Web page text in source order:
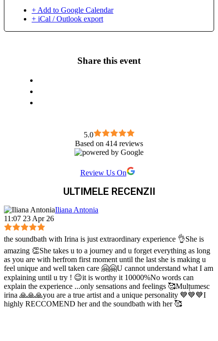
+ Add to Google Calendar
+ iCal / Outlook export
Share this event
5.0
Based on 414 reviews
Review Us On
ULTIMELE RECENZII
Iliana Antonia
11:07 23 Apr 26
the soundbath with Irina is just extraordinary experience 👌She is
amazing 👏She takes u to a journey and u forget everything as long
as you are with herfrom first moment until the last she is making u
feel unique and well taken care 🤗🤗U cannot understand what I am
explaining until u try ! 😉it is worthy it 10000%No words can
explain the experience ...only sensations and feelings 🥰Mulțumesc
irina 🙏🙏🙏you are a true artist and a unique personality 💙💙💙I
highly RECCOMEND her and the soundbath with her 🥰